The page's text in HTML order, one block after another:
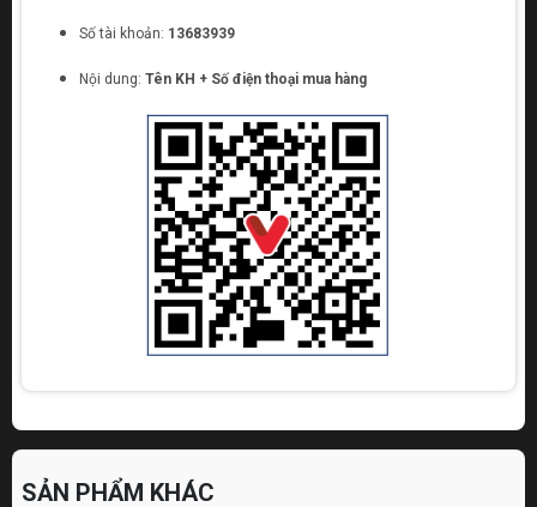
Số tài khoản: 13683939
Nội dung: Tên KH + Số điện thoại mua hàng
SẢN PHẨM KHÁC